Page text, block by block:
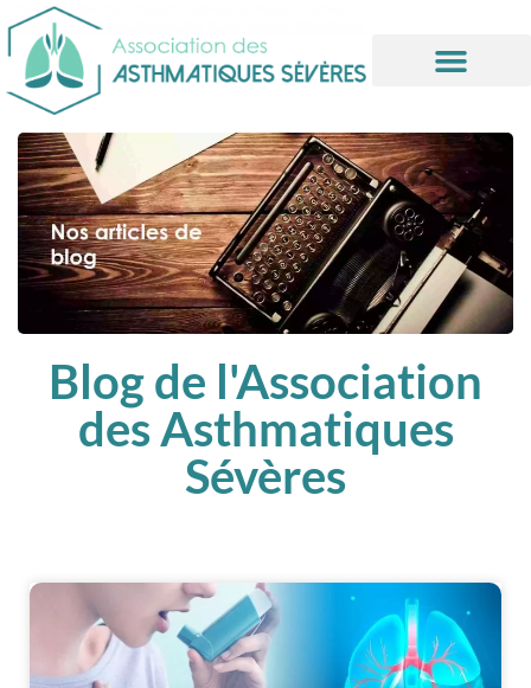
Blog de l'Association
des Asthmatiques
Sévères